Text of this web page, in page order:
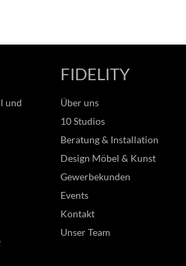
und
FIDELITY
Über uns
10 Studios
Beratung & Installation
Design Möbel & Kunst
Gewerbekunden
Events
Kontakt
Unser Team